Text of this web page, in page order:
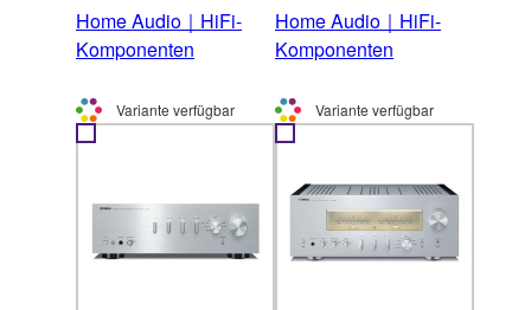
Home Audio｜HiFi-
Komponenten
Variante verfügbar
Home Audio｜HiFi-
Komponenten
Variante verfügbar